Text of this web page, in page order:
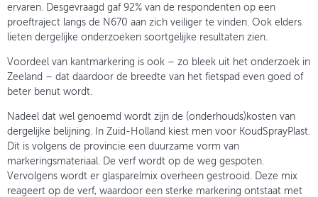
MIJN PROFIEL
GEBRUIKER
ervaren. Desgevraagd gaf 92% van de respondenten op een
proeftraject langs de N670 aan zich veiliger te vinden. Ook elders
lieten dergelijke onderzoeken soortgelijke resultaten zien.
Voordeel van kantmarkering is ook – zo bleek uit het onderzoek in
Zeeland – dat daardoor de breedte van het fietspad even goed of
beter benut wordt.
Nadeel dat wel genoemd wordt zijn de (onderhouds)kosten van
dergelijke belijning. In Zuid-Holland kiest men voor KoudSprayPlast.
Dit is volgens de provincie een duurzame vorm van
markeringsmateriaal. De verf wordt op de weg gespoten.
Vervolgens wordt er glasparelmix overheen gestrooid. Deze mix
reageert op de verf, waardoor een sterke markering ontstaat met